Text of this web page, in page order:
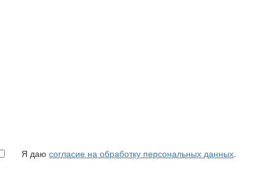
Я даю согласие на обработку персональных данных.